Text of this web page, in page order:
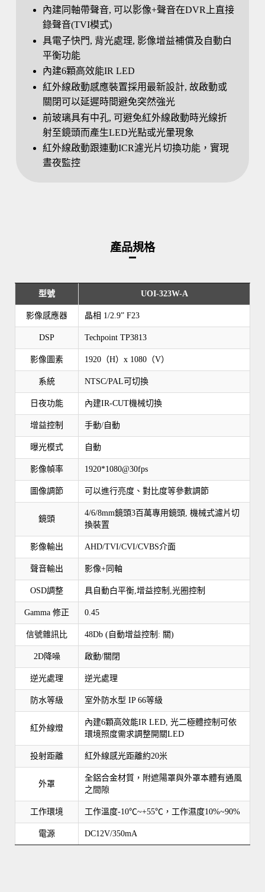
內建同軸帶聲音, 可以影像+聲音在DVR上直接
錄聲音(TVI模式)
具電子快門, 背光處理, 影像增益補償及自動白
平衡功能
內建6顆高效能IR LED
紅外線啟動感應裝置採用最新設計, 故啟動或
關閉可以延遲時間避免突然強光
前玻璃具有中孔, 可避免紅外線啟動時光線折
射至鏡頭而產生LED光點或光暈現象
紅外線啟動跟連動ICR濾光片切換功能，實現
晝夜監控
產品規格
型號 UOI-323W-A
影像感應器 晶相 1/2.9” F23
DSP Techpoint TP3813
影像圖素 1920（H）x 1080（V）
系統 NTSC/PAL可切換
日夜功能 內建IR-CUT機械切換
增益控制 手動/自動
曝光模式 自動
影像幀率 1920*1080@30fps
圖像調節 可以進行亮度、對比度等參數調節
鏡頭
4/6/8mm鏡頭3百萬專用鏡頭, 機械式濾片切
換裝置
影像輸出 AHD/TVI/CVI/CVBS介面
聲音輸出 影像+同軸
OSD調整 具自動白平衡,增益控制,光圈控制
Gamma 修正 0.45
信號雜訊比 48Db (自動增益控制: 關)
2D降噪 啟動/關閉
逆光處理 逆光處理
防水等級 室外防水型 IP 66等級
紅外線燈
內建6顆高效能IR LED, 光二極體控制可依
環境照度需求調整開關LED
投射距離 紅外線感光距離約20米
外罩
全鋁合金材質，附遮陽罩與外罩本體有通風
之間隙
工作環境 工作溫度-10℃~+55℃，工作濕度10%~90%
電源 DC12V/350mA